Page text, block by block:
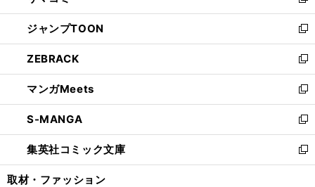
開
く
ウ
で
開
く
ン
ド
ウ
で
開
く
ウ
ィ
ン
ド
ウ
で
開
く
し
い
ウ
ィ
ン
ド
ウ
で
開
く
ジャンプTOON
新
し
い
ウ
ィ
ン
ド
ウ
で
開
ZEBRACK
新
し
い
ウ
ィ
ン
ド
ウ
マンガMeets
新
し
い
ウ
ィ
ン
S-MANGA
新
し
い
ウ
集英社コミック文庫
新
し
取材・ファッション